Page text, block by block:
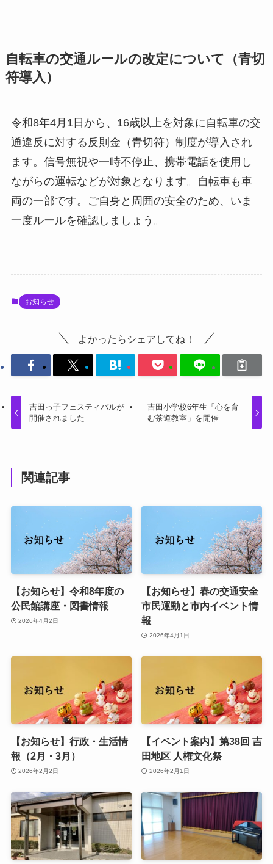
自転車の交通ルールの改定について（青切
符導入）
令和8年4月1日から、16歳以上を対象に自転車の交
通違反に対する反則金（青切符）制度が導入され
ます。信号無視や一時不停止、携帯電話を使用し
ながらの運転などが対象となります。自転車も車
両の一部です。ご自身と周囲の安全のため、いま
一度ルールを確認しましょう。
お知らせ
よかったらシェアしてね！
吉田っ子フェスティバルが
開催されました
吉田小学校6年生「心を育
む茶道教室」を開催
関連記事
【お知らせ】令和8年度の
公民館講座・図書情報
2026年4月2日
【お知らせ】春の交通安全
市民運動と市内イベント情
報
2026年4月1日
【お知らせ】行政・生活情
報（2月・3月）
2026年2月2日
【イベント案内】第38回 吉
田地区 人権文化祭
2026年2月1日